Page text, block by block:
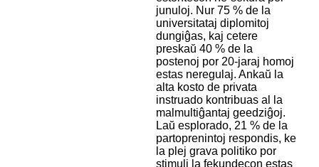
junuloj. Nur 75 % de la
universitataj diplomitoj
dungiĝas, kaj cetere
preskaŭ 40 % de la
postenoj por 20-jaraj homoj
estas neregulaj. Ankaŭ la
alta kosto de privata
instruado kontribuas al la
malmultiĝantaj geedziĝoj.
Laŭ esplorado, 21 % de la
partoprenintoj respondis, ke
la plej grava politiko por
stimuli la fekundecon estas